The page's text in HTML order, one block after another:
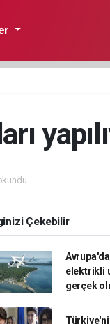
Çekebilir
elektrikli
gerçek